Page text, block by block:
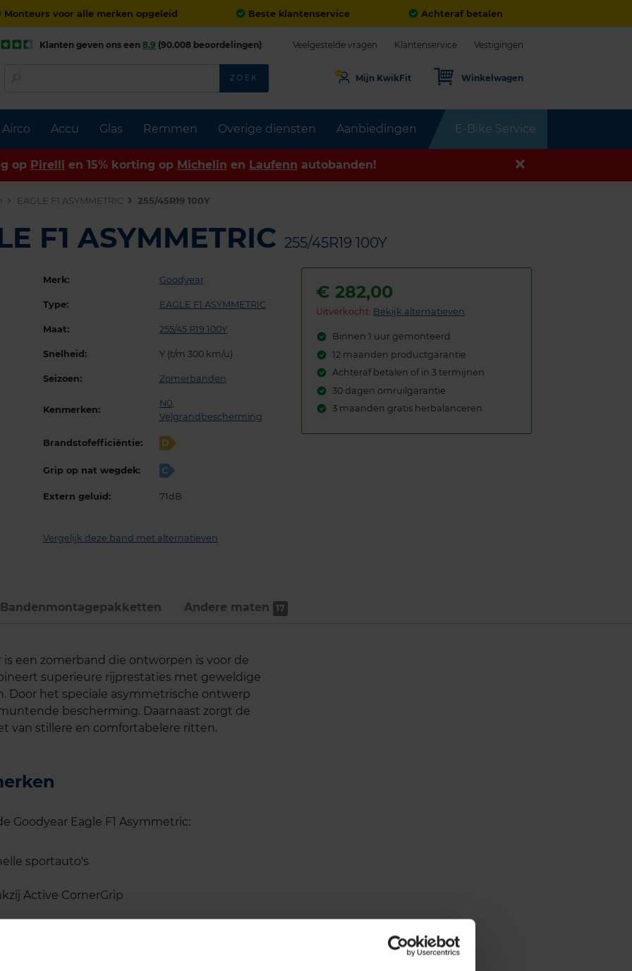
Monteurs voor alle merken opgeleid Beste klantenservice Achteraf betalen
Airco Accu Glas Remmen Overige diensten Aanbiedingen E-Bike Service
Klanten geven ons een 8,9 (90.008 beoordelingen) Veelgestelde vragen Klantenservice Vestigingen
ZOEK Mijn KwikFit Winkelwagen
op Pirelli en 15% korting op Michelin en Laufenn autobanden!
EAGLE F1 ASYMMETRIC 255/45R19 100Y
F1 ASYMMETRIC 255/45R19 100Y
Merk: Goodyear
Type: EAGLE F1 ASYMMETRIC
Maat: 255/45 R19 100Y
Snelheid: Y (t/m 300 km/u)
Seizoen: Zomerbanden
Kenmerken:
N0,
Velgrandbescherming
Brandstofefficiëntie: D
Grip op nat wegdek: C
Extern geluid: 71dB
Vergelijk deze band met alternatieven
€282,00
Uitverkocht: Bekijk alternatieven
Binnen 1 uur gemonteerd
12 maanden productgarantie
Achteraf betalen of in 3 termijnen
30 dagen omruilgarantie
3 maanden gratis herbalanceren
Bandenmontage­pakketten Andere maten 17
is een zomerband die ontworpen is voor de
superieure rijprestaties met geweldige
Door het speciale asymmetrische ontwerp
bescherming. Daarnaast zorgt de
van stillere en comfortabelere ritten.
Goodyear Eagle F1 Asymmetric:
sportauto's
Active CornerGrip
technologie